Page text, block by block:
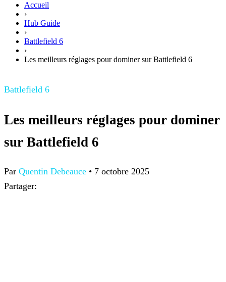
Accueil
›
Hub Guide
›
Battlefield 6
›
Les meilleurs réglages pour dominer sur Battlefield 6
Battlefield 6
Les meilleurs réglages pour dominer
sur Battlefield 6
Par Quentin Debeauce • 7 octobre 2025
Partager: